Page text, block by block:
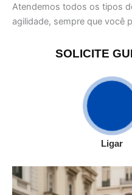
Atendemos todos os tipos
agilidade, sempre que você
SOLICITE
Ligar